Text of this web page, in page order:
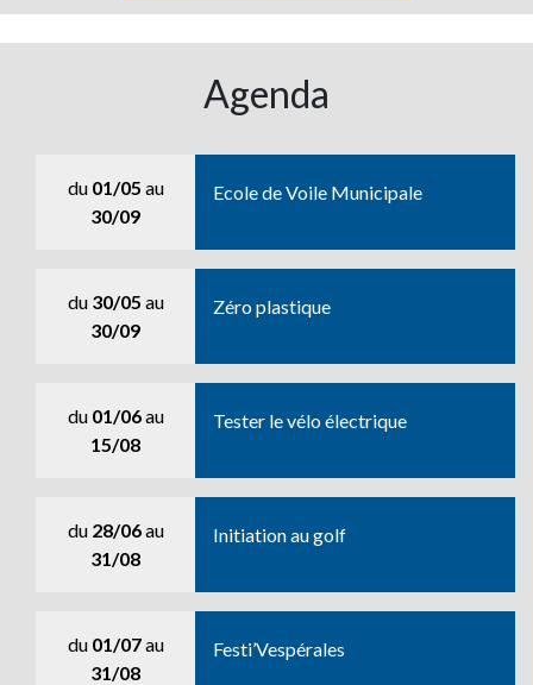
Agenda
du 01/05 au
30/09
Ecole de Voile Municipale
du 30/05 au
30/09
Zéro plastique
du 01/06au
15/08
Tester le vélo électrique
du 28/06au
31/08
Initiation au golf
du 01/07au
31/08
Festi’Vespérales